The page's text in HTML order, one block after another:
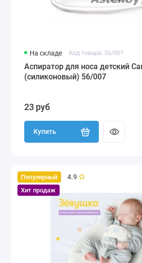
На складе Код товара: 56/007
Аспиратор для носа детский
(силиконовый) 56/007
23 руб
Купить
Популярный
Хит продаж
4.9